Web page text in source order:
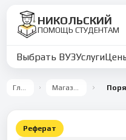
НИКОЛЬСКИЙ
ПОМОЩЬ СТУДЕНТАМ
Выбрать ВУЗУслуги
Главная Магазин работ
Реферат